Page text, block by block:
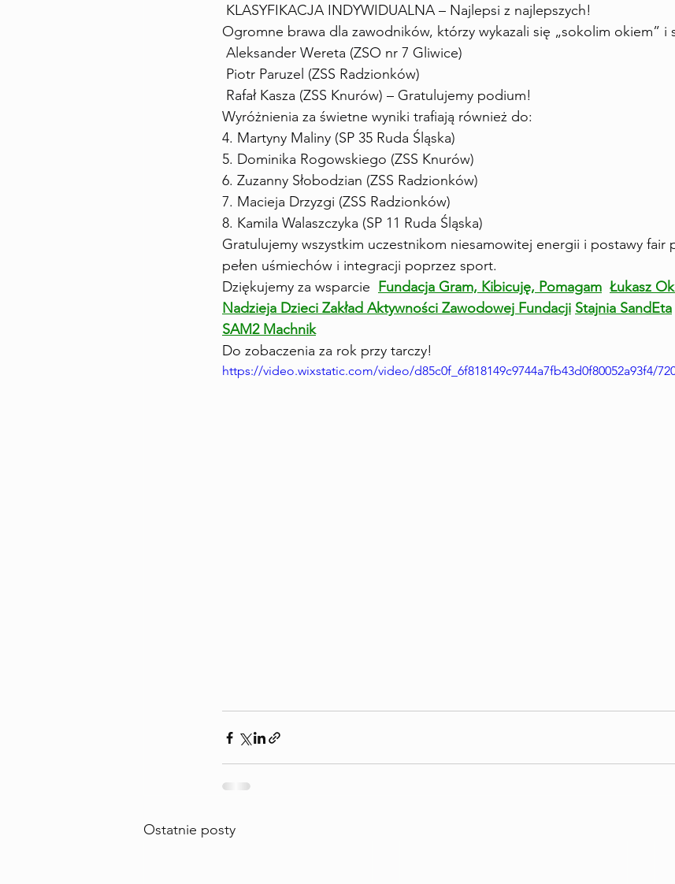
KLASYFIKACJA INDYWIDUALNA – Najlepsi z najlepszych!
Ogromne brawa dla zawodników, którzy wykazali się „sokolim okiem” i
Aleksander Wereta (ZSO nr 7 Gliwice)
Piotr Paruzel (ZSS Radzionków)
Rafał Kasza (ZSS Knurów) – Gratulujemy podium!
Wyróżnienia za świetne wyniki trafiają również do:
4. Martyny Maliny (SP 35 Ruda Śląska)
5. Dominika Rogowskiego (ZSS Knurów)
6. Zuzanny Słobodzian (ZSS Radzionków)
7. Macieja Drzyzgi (ZSS Radzionków)
8. Kamila Walaszczyka (SP 11 Ruda Śląska)
Gratulujemy wszystkim uczestnikom niesamowitej energii i postawy fair
pełen uśmiechów i integracji poprzez sport.
Dziękujemy za wsparcie Fundacja Gram, Kibicuję, Pomagam Łukasz
Nadzieja Dzieci Zakład Aktywności Zawodowej Fundacji Stajnia SandEta
SAM2 Machnik
Do zobaczenia za rok przy tarczy!
https://video.wixstatic.com/video/d85c0f_6f818149c9744a7fb43d0f80052a93f4/
Ostatnie posty